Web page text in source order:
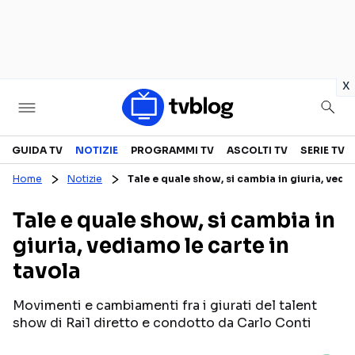
x
Televisione
CANALI TV
PROGRAMMI TV
PERSONAGGI TV
SERIE TV
REALITY SHOW
GUIDA TV NOTIZIE PROGRAMMI TV ASCOLTI TV SERIE TV
Home Notizie Tale e quale show, si cambia in giuria,
Tale e quale show, si cambia in
giuria, vediamo le carte in
tavola
Movimenti e cambiamenti fra i giurati del talent
show di Rai1 diretto e condotto da Carlo Conti